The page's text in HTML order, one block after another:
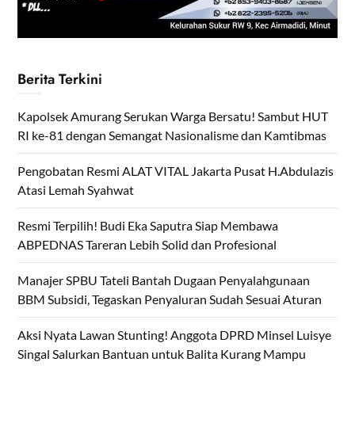
Berita Terkini
Kapolsek Amurang Serukan Warga Bersatu! Sambut HUT
RI ke-81 dengan Semangat Nasionalisme dan Kamtibmas
Pengobatan Resmi ALAT VITAL Jakarta Pusat H.Abdulazis
Atasi Lemah Syahwat
Resmi Terpilih! Budi Eka Saputra Siap Membawa
ABPEDNAS Tareran Lebih Solid dan Profesional
Manajer SPBU Tateli Bantah Dugaan Penyalahgunaan
BBM Subsidi, Tegaskan Penyaluran Sudah Sesuai Aturan
Aksi Nyata Lawan Stunting! Anggota DPRD Minsel Luisye
Singal Salurkan Bantuan untuk Balita Kurang Mampu